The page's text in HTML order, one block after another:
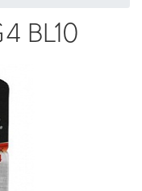
BL10